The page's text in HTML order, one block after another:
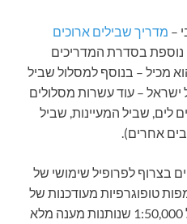
– מדריך שבילים ארוכים
נוספת בסדרת המדריכים
מכיל – בנוסף למסלול שביל
ישראל – עוד עשרות מסלולים
לים, שביל המעיינות, שביל
אחרים).
בצרוף לפרופיל שימושי של
טופוגרפיות מעודכנות של
סימון השבילים בקנה מידה של 1:50,000 שנותנות מענה מלא